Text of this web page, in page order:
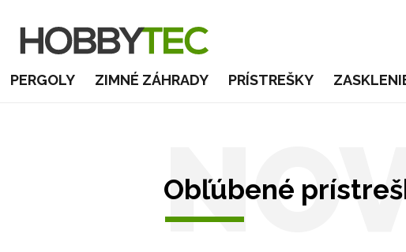
PERGOLY ZIMNÉ ZÁHRADY PRÍSTREŠKY
Obľúbené